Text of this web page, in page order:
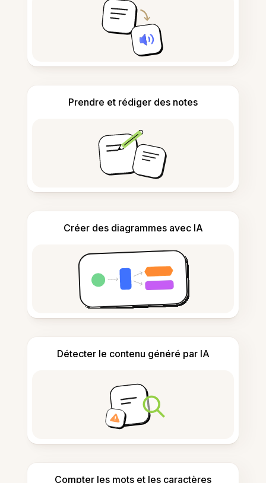
Prendre et rédiger des notes
Créer des diagrammes avec IA
Détecter le contenu généré par IA
Compter les mots et les caractères